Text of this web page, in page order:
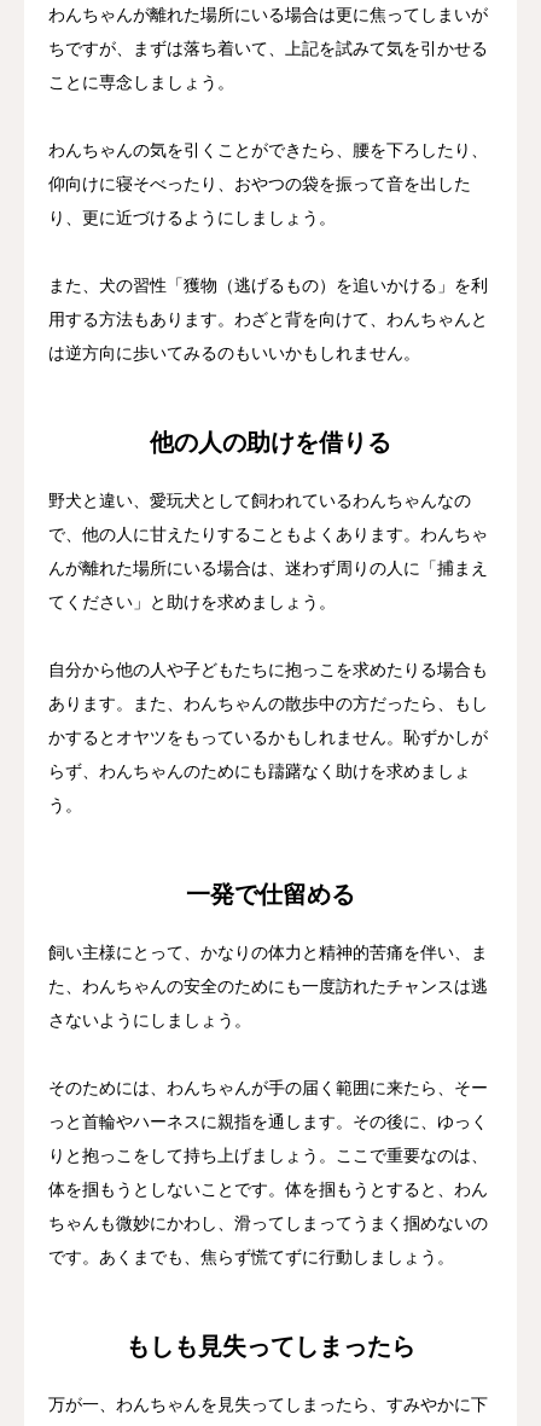
わんちゃんが離れた場所にいる場合は更に焦ってしまいが
ちですが、まずは落ち着いて、上記を試みて気を引かせる
ことに専念しましょう。
わんちゃんの気を引くことができたら、腰を下ろしたり、
仰向けに寝そべったり、おやつの袋を振って音を出した
り、更に近づけるようにしましょう。
また、犬の習性「獲物（逃げるもの）を追いかける」を利
用する方法もあります。わざと背を向けて、わんちゃんと
は逆方向に歩いてみるのもいいかもしれません。
他の人の助けを借りる
野犬と違い、愛玩犬として飼われているわんちゃんなの
で、他の人に甘えたりすることもよくあります。わんちゃ
んが離れた場所にいる場合は、迷わず周りの人に「捕まえ
てください」と助けを求めましょう。
自分から他の人や子どもたちに抱っこを求めたりる場合も
あります。また、わんちゃんの散歩中の方だったら、もし
かするとオヤツをもっているかもしれません。恥ずかしが
らず、わんちゃんのためにも躊躇なく助けを求めましょ
う。
一発で仕留める
飼い主様にとって、かなりの体力と精神的苦痛を伴い、ま
た、わんちゃんの安全のためにも一度訪れたチャンスは逃
さないようにしましょう。
そのためには、わんちゃんが手の届く範囲に来たら、そー
っと首輪やハーネスに親指を通します。その後に、ゆっく
りと抱っこをして持ち上げましょう。ここで重要なのは、
体を掴もうとしないことです。体を掴もうとすると、わん
ちゃんも微妙にかわし、滑ってしまってうまく掴めないの
です。あくまでも、焦らず慌てずに行動しましょう。
もしも見失ってしまったら
万が一、わんちゃんを見失ってしまったら、すみやかに下